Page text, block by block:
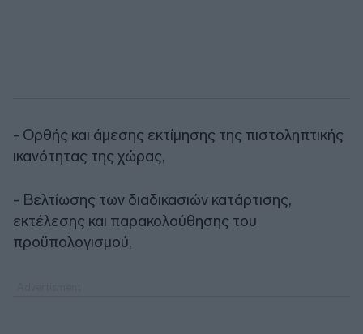
- Ορθής και άμεσης εκτίμησης της πιστοληπτικής
ικανότητας της χώρας,
- Βελτίωσης των διαδικασιών κατάρτισης,
εκτέλεσης και παρακολούθησης του
προϋπολογισμού,